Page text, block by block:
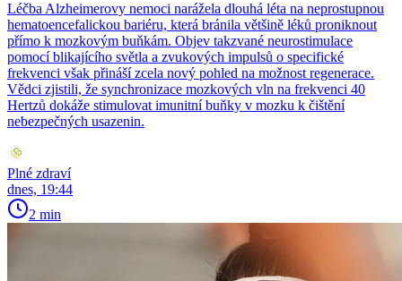
Léčba Alzheimerovy nemoci narážela dlouhá léta na neprostupnou
hematoencefalickou bariéru, která bránila většině léků proniknout
přímo k mozkovým buňkám. Objev takzvané neurostimulace
pomocí blikajícího světla a zvukových impulsů o specifické
frekvenci však přináší zcela nový pohled na možnost regenerace.
Vědci zjistili, že synchronizace mozkových vln na frekvenci 40
Hertzů dokáže stimulovat imunitní buňky v mozku k čištění
nebezpečných usazenin.
Plné zdraví
dnes, 19:44
2 min